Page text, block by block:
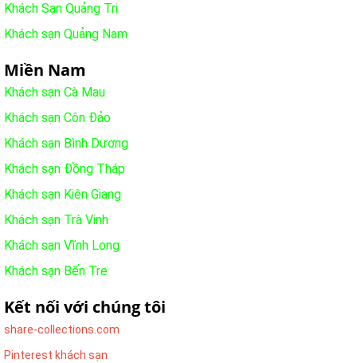
Khách Sạn Quảng Trị
Khách sạn Quảng Nam
Miền Nam
Khách sạn Cà Mau
Khách sạn Côn Đảo
Khách sạn Bình Dương
Khách sạn Đồng Tháp
Khách sạn Kiên Giang
Khách sạn Trà Vinh
Khách sạn Vĩnh Long
Khách sạn Bến Tre
Kết nối với chúng tôi
share-collections.com
Pinterest khách sạn